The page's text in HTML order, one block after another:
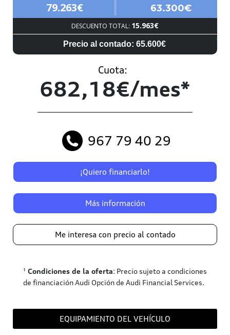
79.263€
63.300€
DESCUENTO TOTAL: 15.963€
Precio al contado: 65.600€
Cuota:
682,18€/mes*
967 79 40 29
¡Quiero financiarlo!
Más información
Me interesa con precio al contado
¹ Condiciones de la oferta: Precio sujeto a condiciones
de financiación Audi Opción de Audi Financial Services.
EQUIPAMIENTO DEL VEHÍCULO